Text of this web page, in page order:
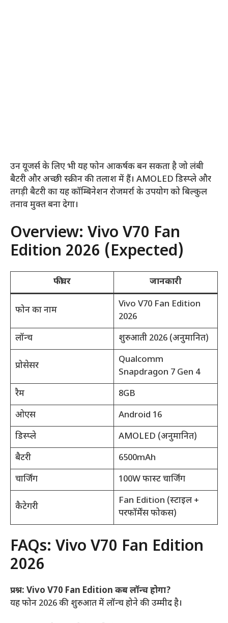
उन यूजर्स के लिए भी यह फोन आकर्षक बन सकता है जो लंबी
बैटरी और अच्छी स्क्रीन की तलाश में हैं। AMOLED डिस्प्ले और
तगड़ी बैटरी का यह कॉम्बिनेशन रोजमर्रा के उपयोग को बिल्कुल
तनाव मुक्त बना देगा।
Overview: Vivo V70 Fan
Edition 2026 (Expected)
फीचर जानकारी
फोन का नाम
Vivo V70 Fan Edition
2026
लॉन्च
शुरुआती 2026 (अनुमानित)
प्रोसेसर
Qualcomm
Snapdragon 7 Gen 4
रैम
8GB
ओएस
Android 16
डिस्प्ले
AMOLED (अनुमानित)
बैटरी
6500mAh
चार्जिंग
100W फास्ट चार्जिंग
कैटेगरी
Fan Edition (स्टाइल +
परफॉर्मेंस फोकस)
FAQs: Vivo V70 Fan Edition
2026
प्रश्न: Vivo V70 Fan Edition कब लॉन्च होगा?
यह फोन 2026 की शुरुआत में लॉन्च होने की उम्मीद है।